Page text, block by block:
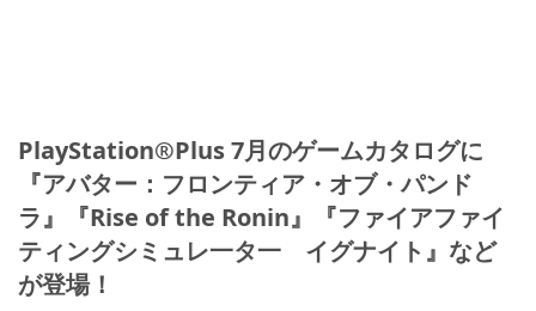
PlayStation®Plus 7月のゲームカタログに
『アバター：フロンティア・オブ・パンド
ラ』『Rise of the Ronin』『ファイアファイ
ティングシミュレ一タ一 イグナイト』など
が登場！